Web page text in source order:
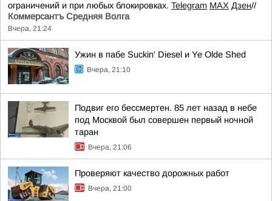
ограничений и при любых блокировках. Telegram MAX Дзен//
Коммерсантъ Средняя Волга
Вчера, 21:24
Ужин в пабе Suckin' Diesel и Ye Olde Shed
Вчера, 21:10
Подвиг его бессмертен. 85 лет назад в небе
под Москвой был совершен первый ночной
таран
Вчера, 21:06
Проверяют качество дорожных работ
Вчера, 21:00